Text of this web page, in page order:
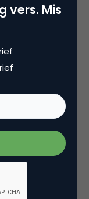
Google
‘lokale’
wat laadtijd.
deze
de .nl
stichting
vers. Mis